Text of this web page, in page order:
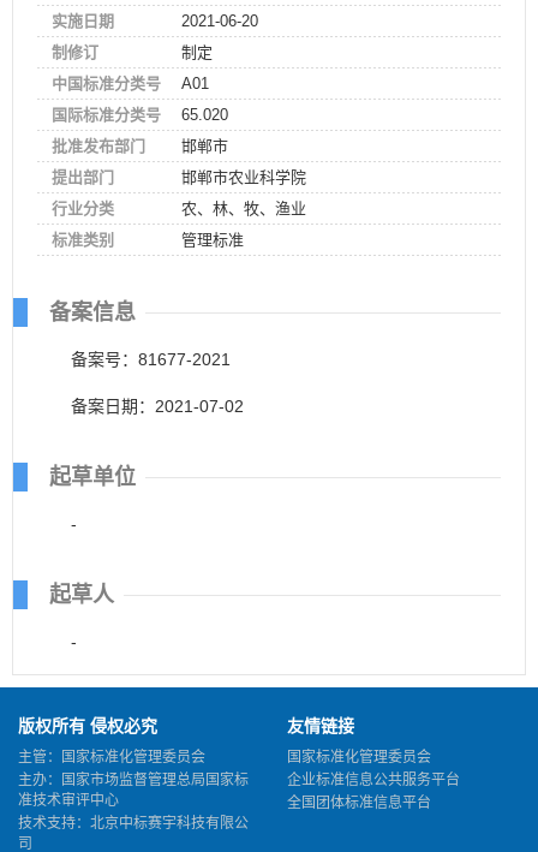
实施日期
2021-06-20
制修订
制定
中国标准分类号
A01
国际标准分类号
65.020
批准发布部门
邯郸市
提出部门
邯郸市农业科学院
行业分类
农、林、牧、渔业
标准类别
管理标准
备案信息
备案号：81677-2021
备案日期：2021-07-02
起草单位
-
起草人
-
版权所有 侵权必究
主管：国家标准化管理委员会
主办：国家市场监督管理总局国家标
准技术审评中心
技术支持：北京中标赛宇科技有限公
司
友情链接
国家标准化管理委员会
企业标准信息公共服务平台
全国团体标准信息平台